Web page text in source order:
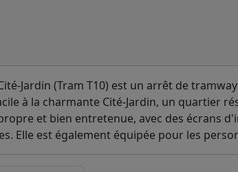
Jardin (Tram T10) est un arrêt de
à la charmante Cité-Jardin, un quartier
et bien entretenue, avec des écrans
Elle est également équipée pour les